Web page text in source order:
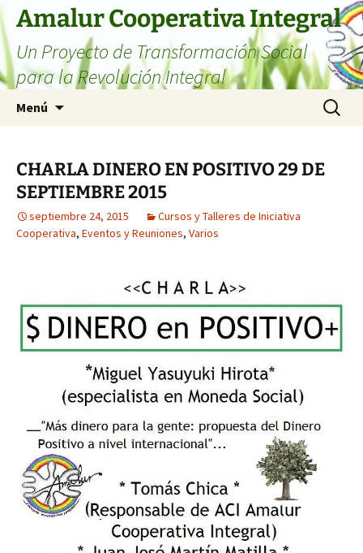
Amalur Cooperativa Integral
Un Proyecto de Transformación Social
para la Revolución Integral
Menú
CHARLA DINERO EN POSITIVO 29 DE
SEPTIEMBRE 2015
septiembre 24, 2015
Cursos y Talleres de Iniciativa
Cooperativa, Eventos y Reuniones, Varios